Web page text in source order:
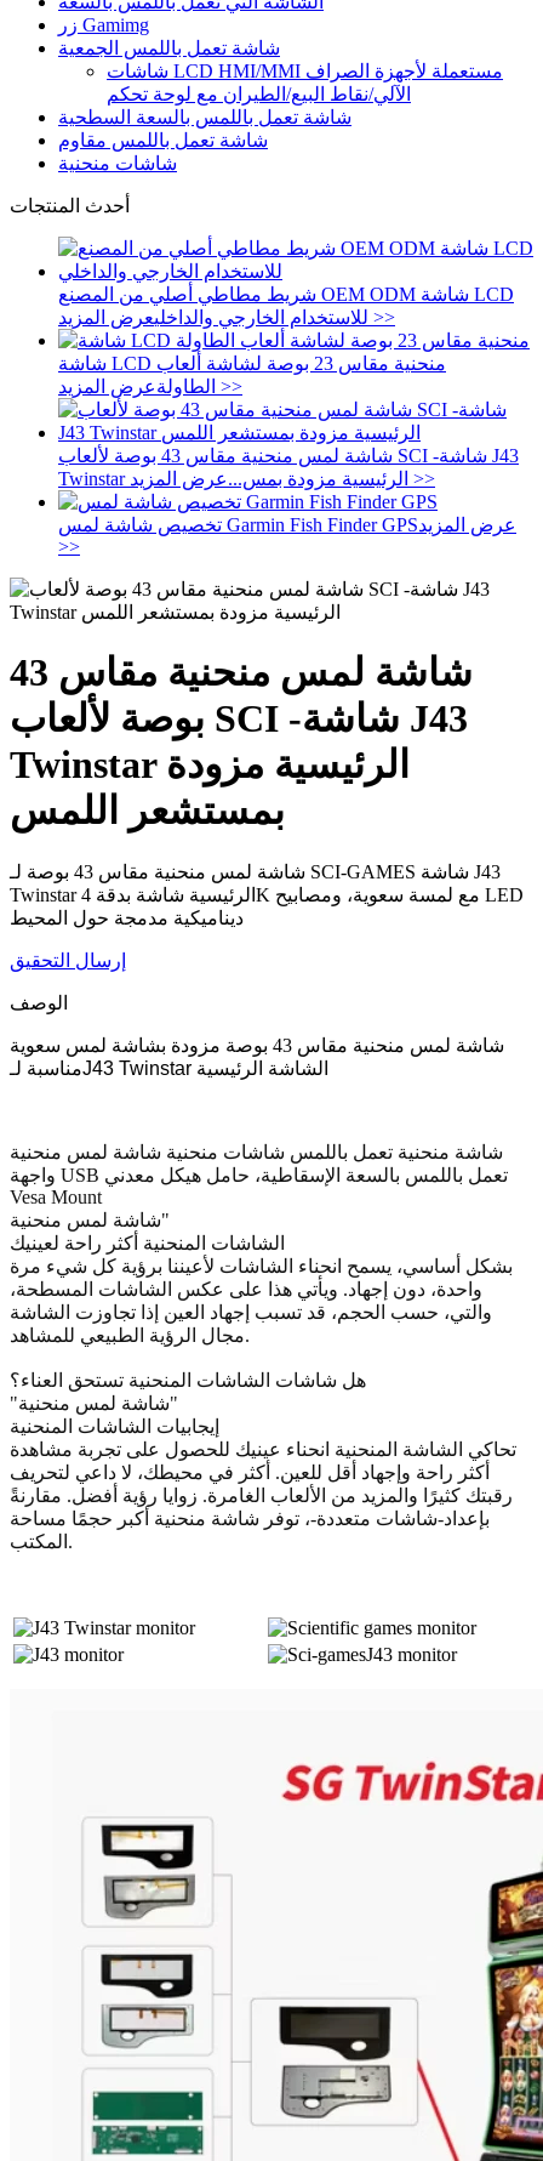
زر Gamimg
شاشة تعمل باللمس الجمعية
شاشات LCD HMI/MMI مستعملة لأجهزة الصراف
الآلي/نقاط البيع/الطيران مع لوحة تحكم
شاشة تعمل باللمس بالسعة السطحية
شاشة تعمل باللمس مقاوم
شاشات منحنية
أحدث المنتجات
شريط مطاطي أصلي من المصنع OEM ODM شاشة LCD
للاستخدام الخارجي والداخلي عرض المزيد >>
شاشة LCD منحنية مقاس 23 بوصة لشاشة ألعاب
الطاولة عرض المزيد >>
شاشة لمس منحنية مقاس 43 بوصة لألعاب SCI -شاشة J43
Twinstar الرئيسية مزودة بمس... عرض المزيد >>
تخصيص شاشة لمس Garmin Fish Finder GPSعرض المزيد
>>
شاشة لمس منحنية مقاس 43
بوصة لألعاب SCI -شاشة J43
Twinstar الرئيسية مزودة
بمستشعر اللمس
شاشة لمس منحنية مقاس 43 بوصة لـ SCI-GAMES شاشة J43
Twinstar الرئيسية شاشة بدقة 4K مع لمسة سعوية، ومصابيح LED
ديناميكية مدمجة حول المحيط
إرسال التحقيق
الوصف
شاشة لمس منحنية مقاس 43 بوصة مزودة بشاشة لمس سعوية
مناسبة لـ
J43 Twinstar الشاشة الرئيسية
شاشة منحنية تعمل باللمس شاشات منحنية شاشة لمس منحنية
واجهة USB تعمل باللمس بالسعة الإسقاطية، حامل هيكل معدني
Vesa Mount
شاشة لمس منحنية"
الشاشات المنحنية أكثر راحة لعينيك
بشكل أساسي، يسمح انحناء الشاشات لأعيننا برؤية كل شيء مرة
واحدة، دون إجهاد. ويأتي هذا على عكس الشاشات المسطحة،
والتي، حسب الحجم، قد تسبب إجهاد العين إذا تجاوزت الشاشة
مجال الرؤية الطبيعي للمشاهد.
هل شاشات الشاشات المنحنية تستحق العناء؟
"شاشة لمس منحنية"
إيجابيات الشاشات المنحنية
تحاكي الشاشة المنحنية انحناء عينيك للحصول على تجربة مشاهدة
أكثر راحة وإجهاد أقل للعين. أكثر في محيطك، لا داعي لتحريف
رقبتك كثيرًا والمزيد من الألعاب الغامرة. زوايا رؤية أفضل. مقارنةً
بإعداد-شاشات متعددة-، توفر شاشة منحنية أكبر حجمًا مساحة
المكتب.